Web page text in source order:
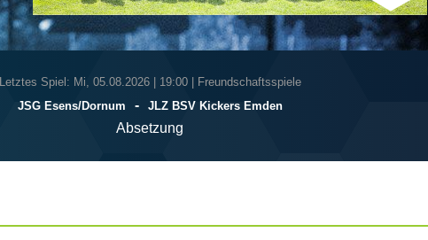
Letztes Spiel: Mi, 05.08.2026| 19:00 | Freundschaftsspiele
JSG Esens/​Dornum
- JLZ BSV Kickers Emden
Absetzung